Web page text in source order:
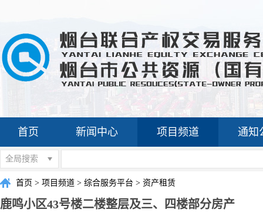
首页 新闻中心 项目频道 通知
全局搜索
首页 > 项目频道 > 综合服务平台 > 资产租赁
鹿鸣小区43号楼二楼整层及三、四楼部分房产